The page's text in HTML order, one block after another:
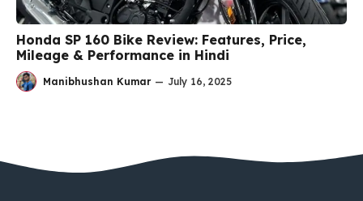
Honda SP 160 Bike Review: Features, Price,
Mileage & Performance in Hindi
Manibhushan Kumar — July 16, 2025